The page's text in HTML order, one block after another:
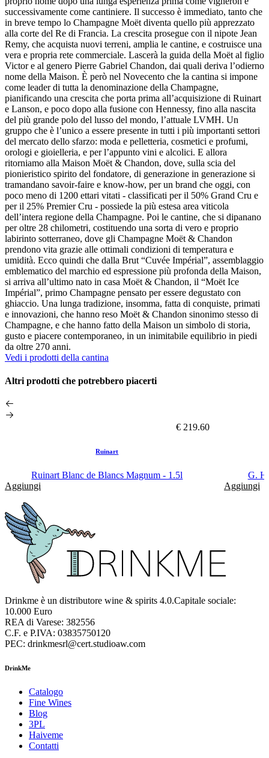
successivamente come cantiniere. Il successo è immediato, tanto che
in breve tempo lo Champagne Moët diventa quello più apprezzato
alla corte del Re di Francia. La crescita prosegue con il nipote Jean
Remy, che acquista nuovi terreni, amplia le cantine, e costruisce una
vera e propria rete commerciale. Lascerà la guida della Moët al figlio
Victor e al genero Pierre Gabriel Chandon, dai quali deriva l’odierno
nome della Maison. È però nel Novecento che la cantina si impone
come leader di tutta la denominazione della Champagne,
pianificando una crescita che porta prima all’acquisizione di Ruinart
e Lanson, e poco dopo alla fusione con Hennessy, fino alla nascita
del più grande polo del lusso del mondo, l’attuale LVMH. Un
gruppo che è l’unico a essere presente in tutti i più importanti settori
del mercato dello sfarzo: moda e pelletteria, cosmetici e profumi,
orologi e gioielleria, e per l’appunto vini e alcolici. E allora
ritorniamo alla Maison Moët & Chandon, dove, sulla scia del
pionieristico spirito del fondatore, di generazione in generazione si
tramandano savoir-faire e know-how, per un brand che oggi, con
poco meno di 1200 ettari vitati - classificati per il 50% Grand Cru e
per il 25% Premier Cru - possiede la più estesa area viticola
dell’intera regione della Champagne. Poi le cantine, che si dipanano
per oltre 28 chilometri, costituendo una sorta di vero e proprio
labirinto sotterraneo, dove gli Champagne Moët & Chandon
prendono vita grazie alle ottimali condizioni di temperatura e
umidità. Ecco quindi che dalla Brut “Cuvée Impérial”, assemblaggio
emblematico del marchio ed espressione più profonda della Maison,
si arriva all’ultimo nato in casa Moët & Chandon, il “Moët Ice
Impérial”, primo Champagne pensato per essere degustato con
ghiaccio. Una lunga tradizione, insomma, fatta di conquiste, primati
e innovazioni, che hanno reso Moët & Chandon sinonimo stesso di
Champagne, e che hanno fatto della Maison un simbolo di storia,
gusto e piacere contemporaneo, in un inimitabile equilibrio in piedi
da oltre 270 anni.
Vedi i prodotti della cantina
Altri prodotti che potrebbero piacerti
€ 219.60
Ruinart
Ruinart Blanc de Blancs Magnum - 1.5l
Aggiungi
G.
Aggiungi
Drinkme è un distributore wine & spirits 4.0.Capitale sociale:
10.000 Euro
REA di Varese: 382556
C.F. e P.IVA: 03835750120
PEC: drinkmesrl@cert.studioaw.com
DrinkMe
Catalogo
Fine Wines
Blog
3PL
Haiveme
Contatti